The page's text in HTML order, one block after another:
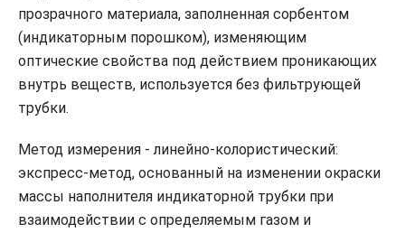
прозрачного материала, заполненная сорбентом
(индикаторным порошком), изменяющим
оптические свойства под действием проникающих
внутрь веществ, используется без фильтрующей
трубки.
Метод измерения - линейно-колористический:
экспресс-метод, основанный на изменении окраски
массы наполнителя индикаторной трубки при
взаимодействии с определяемым газом и